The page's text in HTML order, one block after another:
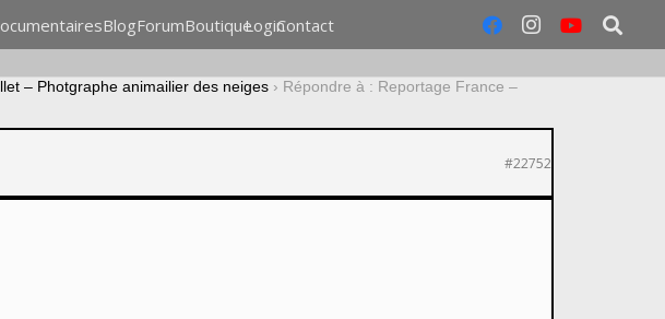
BlogForumBoutiqueLoginContact
– Photgraphe animailier des neiges › Répondre à : Reportage France –
#22752